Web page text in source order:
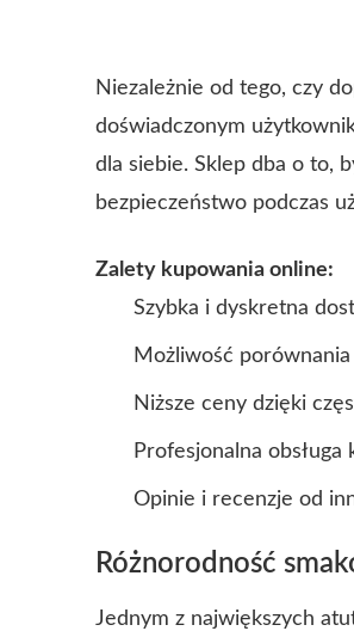
Niezależnie od tego, czy
doświadczonym
dla siebie. Sklep dba o to,
bezpieczeństwo podczas
Zalety kupowania online:
Szybka i dyskretna
Możliwość
Niższe ceny dzięki
Profesjonalna
Opinie i recenzje od
Różnorodność
Jednym z największych